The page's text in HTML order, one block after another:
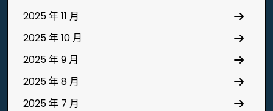
2025 年 11 月
2025 年 10 月
2025 年 9 月
2025 年 8 月
2025 年 7 月